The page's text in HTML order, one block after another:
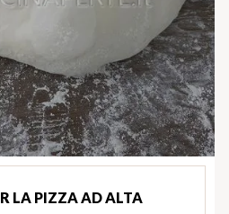
LA PIZZA AD ALTA